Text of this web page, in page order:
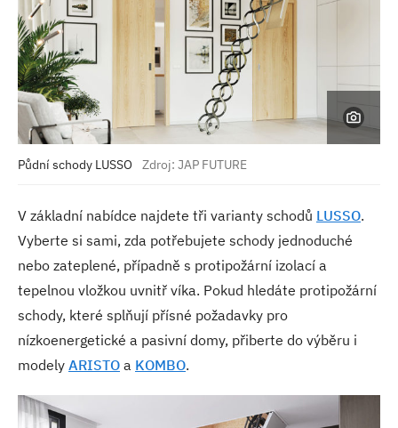
Půdní schody LUSSO Zdroj: JAP FUTURE
V základní nabídce najdete tři varianty schodů LUSSO.
Vyberte si sami, zda potřebujete schody jednoduché
nebo zateplené, případně s protipožární izolací a
tepelnou vložkou uvnitř víka. Pokud hledáte protipožární
schody, které splňují přísné požadavky pro
nízkoenergetické a pasivní domy, přiberte do výběru i
modely ARISTO a KOMBO.